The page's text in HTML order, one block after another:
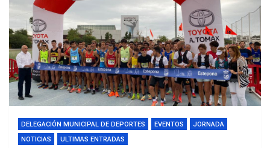
DELEGACIÓN MUNICIPAL DE DEPORTES EVENTOS
JORNADA
NOTICIAS
ULTIMAS ENTRADAS